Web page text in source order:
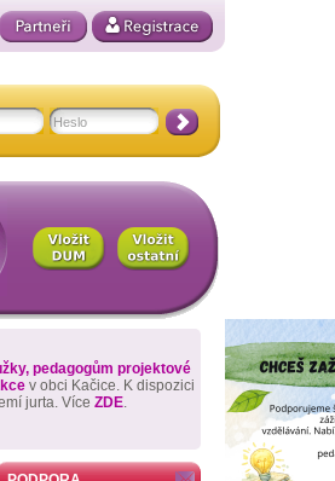
pedagogům projektové
v obci Kačice. K dispozici
jurta. Více ZDE.